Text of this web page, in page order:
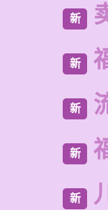
新
新
新
新
新